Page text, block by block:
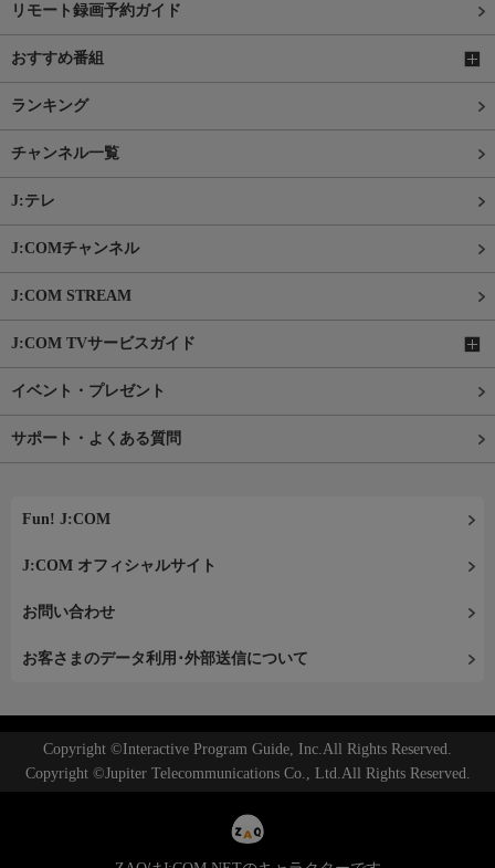
リモート録画予約ガイド
おすすめ番組
ランキング
チャンネル一覧
J:テレ
J:COMチャンネル
J:COM STREAM
J:COM TVサービスガイド
イベント・プレゼント
サポート・よくある質問
Fun! J:COM
J:COM オフィシャルサイト
お問い合わせ
お客さまのデータ利用･外部送信について
Copyright ©Interactive Program Guide, Inc.All Rights Reserved.
Copyright ©Jupiter Telecommunications Co., Ltd.All Rights Reserved.